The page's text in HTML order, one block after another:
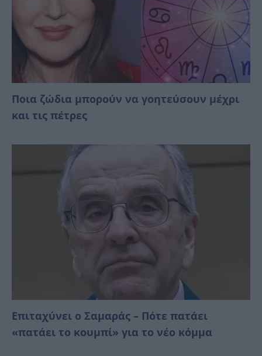
Ποια ζώδια μπορούν να γοητεύσουν μέχρι
και τις πέτρες
Επιταχύνει ο Σαμαράς – Πότε πατάει
«πατάει το κουμπί» για το νέο κόμμα